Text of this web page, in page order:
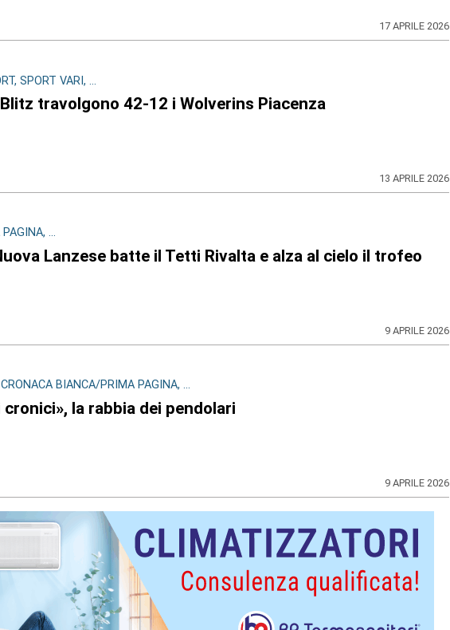
17 APRILE 2026
SPORT VARI, ...
travolgono 42-12 i Wolverins Piacenza
13 APRILE 2026
...
Lanzese batte il Tetti Rivalta e alza al cielo il trofeo
9 APRILE 2026
BIANCA/PRIMA PAGINA, ...
la rabbia dei pendolari
9 APRILE 2026